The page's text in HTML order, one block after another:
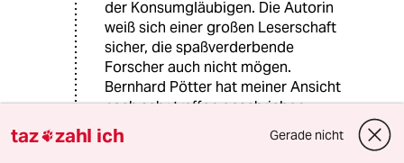
der Konsumgläubigen. Die Autorin
weiß sich einer großen Leserschaft
sicher, die spaßverderbende
Forscher auch nicht mögen.
Bernhard Pötter hat meiner Ansicht
nach sehr treffen geschrieben.
taz zahl ich Gerade nicht